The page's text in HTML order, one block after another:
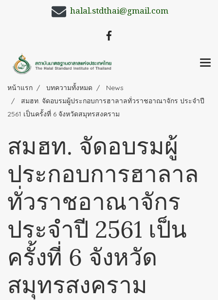
halal.stdthai@gmail.com
หน้าแรก บทความทั้งหมด
News
สมฮท. จัดอบรมผู้ประกอบการฮาลาลทั่วราชอาณาจักร ประจำปี
2561 เป็นครั้งที่ 6 จังหวัดสมุทรสงคราม
สมฮท. จัดอบรมผู้
ประกอบการฮาลาล
ทั่วราชอาณาจักร
ประจำปี 2561 เป็น
ครั้งที่ 6 จังหวัด
สมุทรสงคราม